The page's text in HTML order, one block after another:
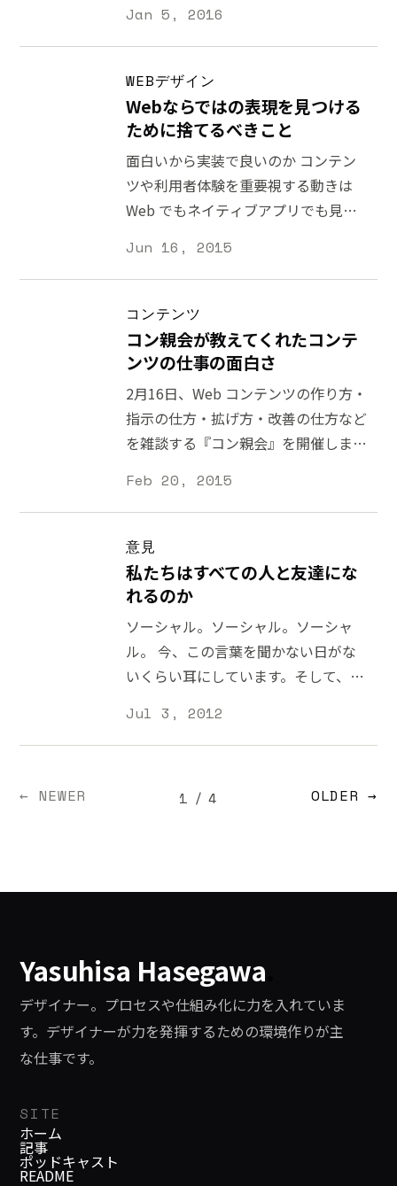
ました。翌年に発売された
によって、高機能か
には参加価値があったと思います。今
回は私はモデレーターとして参加し、
ィ
[http://www.amazon.co.jp/gp/product/
ie=
うことがあります。 2016 年はデザイ
ンの重要性を伝える前に、デザインへ
の信用を取り戻すためのアクションが
必要ではないかと考えています。ここ
数年、海外（特に欧米）ではデザイン
の役割が大きく進化してきています
が、それを真に受けて日本で同じよう
に実践しても意味がないと思います。
なぜなら、デザインという言葉や、デ
ザイナーの仕事における考え方の『前
提』が大きく異なるからです。 デザイ
人々や社会に良い影響を及ぼすための
デザインをしようという意向を示すデ
ザインマニフェスト
[http://www.yasuhisa.com/could/
manifesto/] が1964年に発表されてい
ます。見た目だけでなく、問題解決の
ためのデザインを考えていこうという
無料で「とりあえず作ってみて」と注
文がくる Spec Work は
Jan 5, 2016
WEBデザイン
Webならではの表現を見つける
ために捨てるべきこと
面白いから実装で良いのか コンテン
ツや利用者体験を重要視する動きは
Web でもネイティブアプリでも見ら
おいては空回りしているように見える
ことがあります。ときには Web サイ
トよりネイティブアプリのほうが良い
と思われてしまうような表現や手法が
使われていることも少なくありませ
ん。 上から下へスクロールするとい
う多くの利用者が期待するユーザビリ
ティでさえ、パララックスデザイン
[http://www.creativebloq.com/web-
design/parallax-scrolling-1131762]
という表現によって破壊されているこ
視
[http://www.yasuhisa.com/could/
is-design/]されているのかと思いき
や、10 以上の JavaScript ライブラリ
を組み合わせた重たいサイトも未だに
あります。それも「面白い表現」「ネ
イティブアプリのような見た目」を実
Jun 16, 2015
コンテンツ
コン親会が教えてくれたコンテ
ンツの仕事の面白さ
2月16日、Web コンテンツの作り方・
指示の仕方・拡げ方・改善の仕方など
を雑談する『コン親会』を開催しまし
シーゼロ [http://fc0.vc/] の @fuuri
[https://twitter.com/fuuri] さんとし
た初めての企画です。 以前から、教え
る・教わるという関係を省いたかたち
で、コンテンツやデザインの話がした
いと思っていました。特にコンテンツ
に関しては、 明確なポジションが日
本では確立されていない
[http://www.yasuhisa.com/could/
does-content-work/] ので、実際どの
ような取り組みがされているのか分か
だけではなく、様々な方の意見を耳に
した。 参加した何人の方がイベント
Feb 20, 2015
意見
私たちはすべての人と友達にな
れるのか
ソーシャル。ソーシャル。ソーシャ
ル。 今、この言葉を聞かない日がな
いくらい耳にしています。そして、
て使われることがあります。ソーシャ
ルリーディング、ソーシャルラーニン
シャル医療・・・。おそらく私たちの
ん。 ソーシャル化される・・・これ
っているネットワーク化された状態で
す。人との繋がりや影響力がネットワ
ーク化された社会では重要と考えられ
Jul 3, 2012
← NEWER 1 / 4 OLDER →
Yasuhisa Hasegawa
デザイナー。プロセスや仕組み化に力を入れていま
す。デザイナーが力を発揮するための環境作りが主
な仕事です。
SITE
ホーム
記事
ポッドキャスト
README